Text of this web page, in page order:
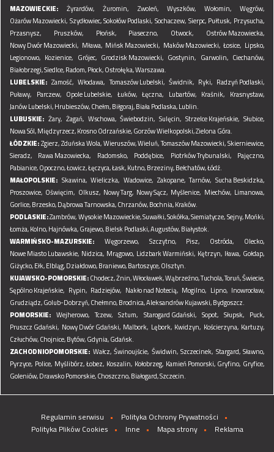
MAZOWIECKIE:
Żyrardów, Żuromin, Zwoleń, Wyszków, Wołomin,
Węgrów,
Ożarów Mazowiecki, Szydłowiec,Sokołów Podlaski, Sochaczew, Sierpc, Pułtusk, Przysucha,
Przasnysz,
Pruszków, Płońsk, Piaseczno, Otwock,
Ostrów Mazowiecka,
Nowy Dwór Mazowiecki, Mława, Mińsk Mazowiecki, Maków Mazowiecki, Łosice, Lipsko,
Legionowo, Kozienice, Grójec, Grodzisk Mazowiecki, Gostynin, Garwolin, Ciechanów,
Białobrzegi,Siedlce,Radom,Płock,Ostrołęka,Warszawa.
LUBELSKIE: Zamość, Włodawa, Tomaszów Lubelski, Świdnik, Ryki, Radzyń Podlaski,
Puławy, Parczew, Opole Lubelskie, Łuków, Łęczna, Lubartów, Kraśnik, Krasnystaw,
Janów Lubelski,Hrubieszów,Chełm,Biłgoraj,Biała Podlaska,Lublin.
LUBUSKIE: Żary, Żagań, Wschowa, Świebodzin, Sulęcin, Strzelce Krajeńskie, Słubice,
Nowa Sól,Międzyrzecz,Krosno Odrzańskie,Gorzów Wielkopolski,Zielona Góra.
ŁÓDZKIE:Zgierz,Zduńska Wola,Wieruszów,Wieluń,Tomaszów Mazowiecki,Skierniewice,
Sieradz, Rawa Mazowiecka, Radomsko, Poddębice, Piotrków Trybunalski, Pajęczno,
Pabianice,Opoczno,Łowicz,Łęczyca,Łask,Kutno,Brzeziny,Bełchatów,Łódź.
MAŁOPOLSKIE: Skawina, Wieliczka, Wadowice, Zakopane, Tarnów, Sucha Beskidzka,
Proszowice, Oświęcim, Olkusz, Nowy Targ, Nowy Sącz, Myślenice, Miechów, Limanowa,
Gorlice,Brzesko,Dąbrowa Tarnowska,Chrzanów,Bochnia,Kraków.
PODLASKIE:Zambrów,Wysokie Mazowieckie,Suwałki,Sokółka,Siemiatycze,Sejny,Mońki,
Łomża,Kolno,Hajnówka,Grajewo,Bielsk Podlaski,Augustów,Białystok.
WARMIŃSKO-MAZURSKIE:
Węgorzewo, Szczytno, Pisz, Ostróda,
Olecko,
Nowe Miasto Lubawskie, Nidzica, Mrągowo, Lidzbark Warmiński, Kętrzyn, Iława, Gołdap,
Giżycko,Ełk,Elbląg,Działdowo,Braniewo,Bartoszyce,Olsztyn.
KUJAWSKO-POMORSKIE:Chodecz,Żnin,Włocławek,Wąbrzeźno,Tuchola,Toruń,Świecie,
Sępólno Krajeńskie, Rypin, Radziejów, Nakło nad Notecią, Mogilno, Lipno, Inowrocław,
Grudziądz,Golub-Dobrzyń,Chełmno,Brodnica,Aleksandrów Kujawski,Bydgoszcz.
POMORSKIE: Wejherowo, Tczew, Sztum, Starogard Gdański, Sopot, Słupsk, Puck,
Pruszcz Gdański, Nowy Dwór Gdański, Malbork, Lębork, Kwidzyn, Kościerzyna, Kartuzy,
Człuchów,Chojnice,Bytów,Gdynia,Gdańsk.
ZACHODNIOPOMORSKIE: Wałcz, Świnoujście, Świdwin, Szczecinek, Stargard, Sławno,
Pyrzyce, Police, Myślibórz,Łobez, Koszalin, Kołobrzeg, Kamień Pomorski, Gryfino, Gryfice,
Goleniów,Drawsko Pomorskie,Choszczno,Białogard,Szczecin.
Regulamin serwisu
Polityka Ochrony Prywatności
Polityka Plików Cookies
Inne Mapa strony Reklama